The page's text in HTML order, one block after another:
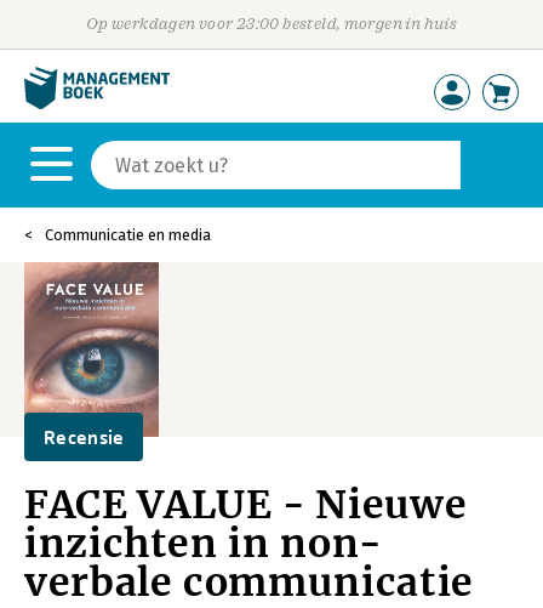
Op werkdagen voor 23:00 besteld, morgen in huis
Communicatie en media
Recensie
FACE VALUE - Nieuwe
inzichten in non-
verbale communicatie